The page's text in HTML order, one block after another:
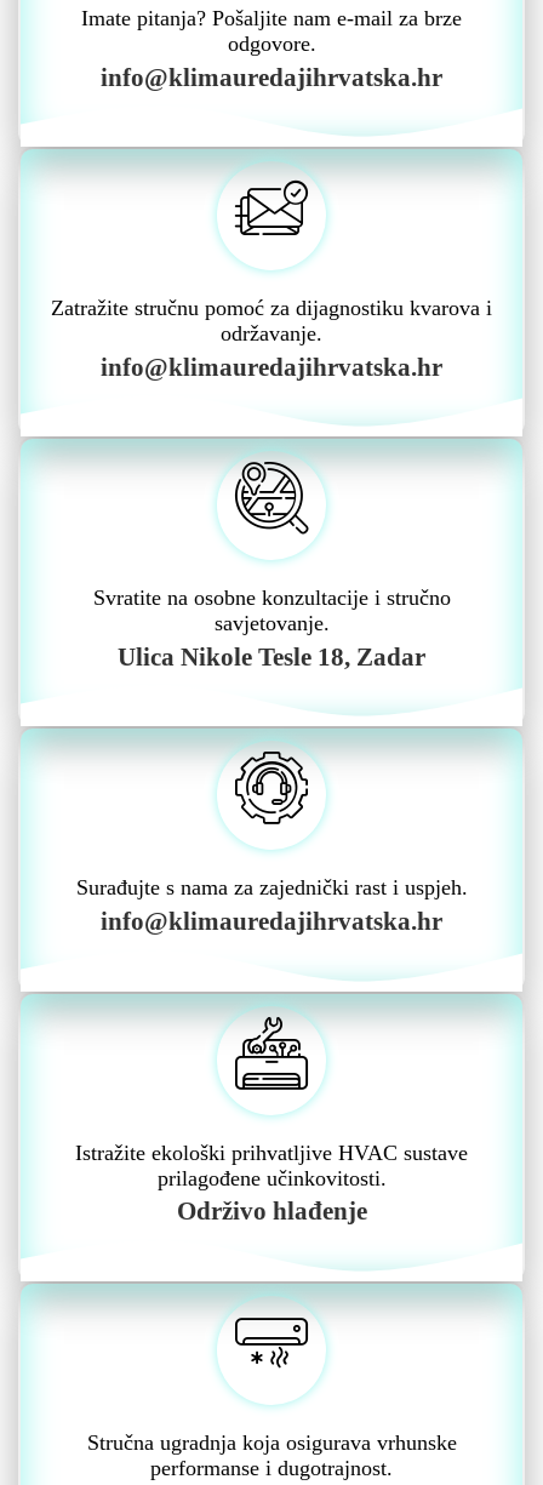
Imate pitanja? Pošaljite nam e-mail za brze
odgovore.
info@klimauredajihrvatska.hr
Zatražite stručnu pomoć za dijagnostiku kvarova i
održavanje.
info@klimauredajihrvatska.hr
Svratite na osobne konzultacije i stručno
savjetovanje.
Ulica Nikole Tesle 18, Zadar
Surađujte s nama za zajednički rast i uspjeh.
info@klimauredajihrvatska.hr
Istražite ekološki prihvatljive HVAC sustave
prilagođene učinkovitosti.
Održivo hlađenje
Stručna ugradnja koja osigurava vrhunske
performanse i dugotrajnost.